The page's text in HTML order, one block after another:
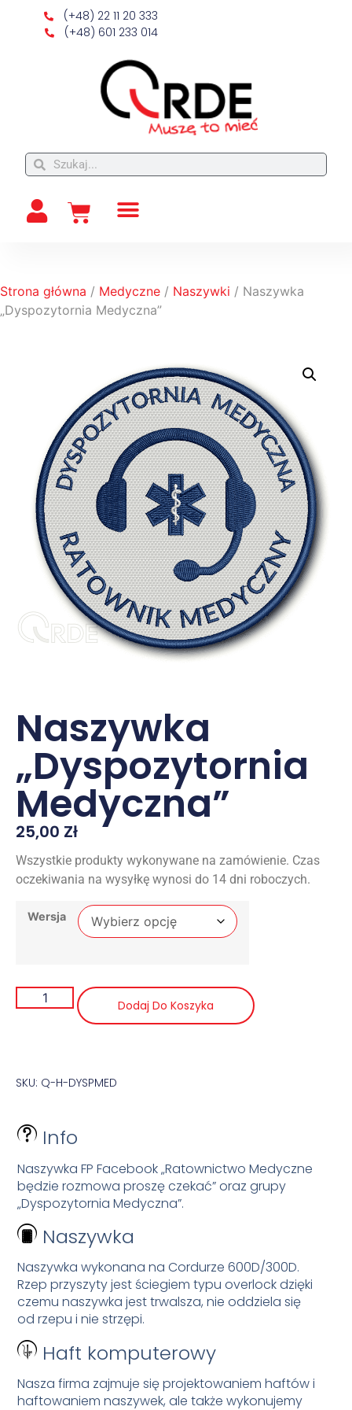
(+48) 22 11 20 333
(+48) 601 233 014
Strona główna / Medyczne / Naszywki / Naszywka
„Dyspozytornia Medyczna”
Naszywka
„Dyspozytornia
Medyczna”
25,00 Zł
Wszystkie produkty wykonywane na zamówienie. Czas
oczekiwania na wysyłkę wynosi do 14 dni roboczych.
Wersja
Dodaj Do Koszyka
SKU: Q-H-DYSPMED
Info
Naszywka FP Facebook „Ratownictwo Medyczne
będzie rozmowa proszę czekać” oraz grupy
„Dyspozytornia Medyczna”.
Naszywka
Naszywka wykonana na Cordurze 600D/300D.
Rzep przyszyty jest ściegiem typu overlock dzięki
czemu naszywka jest trwalsza, nie oddziela się
od rzepu i nie strzępi.
Haft komputerowy
Nasza firma zajmuje się projektowaniem haftów i
haftowaniem naszywek, ale także wykonujemy